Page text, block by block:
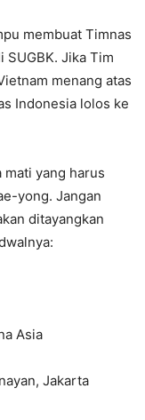
membuat Timnas
SUGBK. Jika Tim
menang atas
Indonesia lolos ke
mati yang harus
yong. Jangan
ditayangkan
Asia
Jakarta